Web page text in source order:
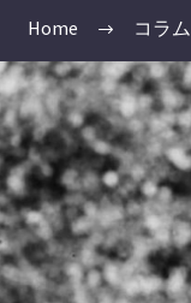
Home コラム